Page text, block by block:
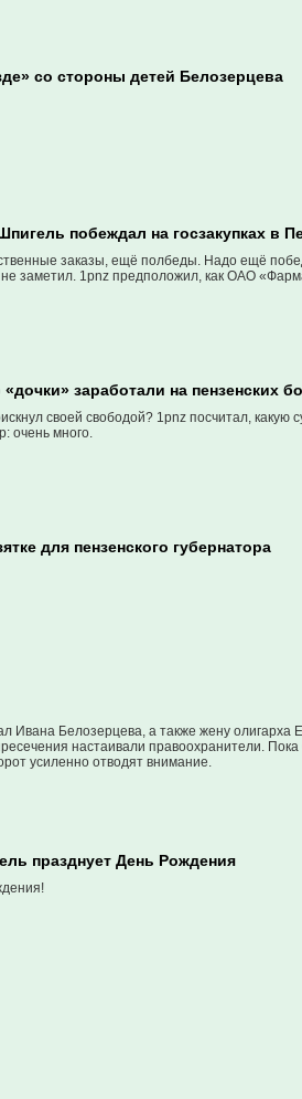
со стороны детей Белозерцева
побеждал на госзакупках в
заказы, ещё полбеды. Надо ещё
не заметил. 1pnz предположил, как ОАО
заработали на пензенских
своей свободой? 1pnz посчитал,
очень много.
для пензенского губернатора
Ивана Белозерцева, а также жену олигарха
настаивали правоохранители. Пока
усиленно отводят внимание.
празднует День Рождения